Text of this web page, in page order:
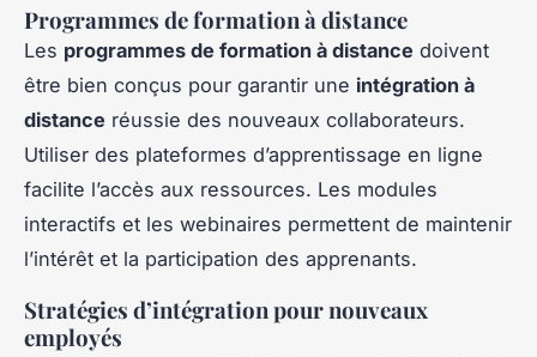
Programmes de formation à distance
Les programmes de formation à distance doivent
être bien conçus pour garantir une intégration à
distance réussie des nouveaux collaborateurs.
Utiliser des plateformes d’apprentissage en ligne
facilite l’accès aux ressources. Les modules
interactifs et les webinaires permettent de maintenir
l’intérêt et la participation des apprenants.
Stratégies d’intégration pour nouveaux
employés